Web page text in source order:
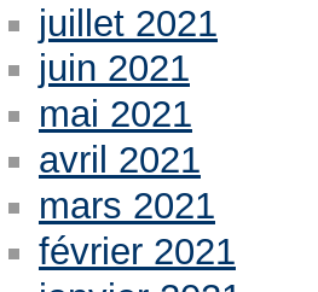
juillet 2021
juin 2021
mai 2021
avril 2021
mars 2021
février 2021